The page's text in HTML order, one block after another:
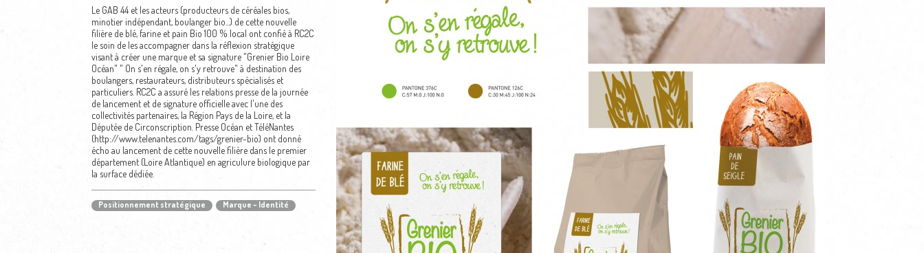
Le GAB 44 et les acteurs (producteurs de céréales bios,
minotier indépendant, boulanger bio...) de cette nouvelle
filière de blé, farine et pain Bio 100 % local ont confié à RC2C
le soin de les accompagner dans la réflexion stratégique
visant à créer une marque et sa signature "Grenier Bio Loire
Océan" " On s'en régale, on s'y retrouve" à destination des
boulangers, restaurateurs, distributeurs spécialisés et
particuliers. RC2C a assuré les relations presse de la journée
de lancement et de signature officielle avec l'une des
collectivités partenaires, la Région Pays de la Loire, et la
Députée de Circonscription. Presse Océan et TéléNantes
(http://www.telenantes.com/tags/grenier-bio) ont donné
écho au lancement de cette nouvelle filière dans le premier
département (Loire Atlantique) en agriculure biologique par
la surface dédiée.
Positionnement stratégique Marque – Identité